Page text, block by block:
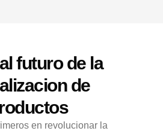
futuro de la
de
en revolucionar la